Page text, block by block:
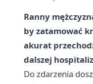
Ranny
by zatamować
akurat
dalszej
Do zdarzenia